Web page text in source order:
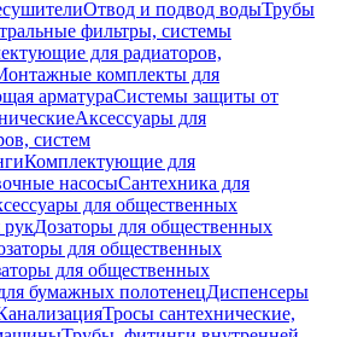
Отвод и подвод водыТрубы
фильтры, системы
для радиаторов,
комплекты для
арматураСистемы защиты от
Аксессуары для
систем
Комплектующие для
насосыСантехника для
для общественных
Дозаторы для общественных
для общественных
для общественных
бумажных полотенецДиспенсеры
Тросы сантехнические,